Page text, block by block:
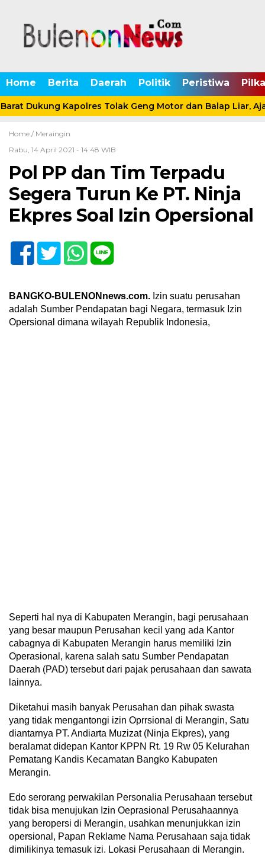
Home Berita Daerah Politik Peristiwa
Dukung Kapolres Tolak Geng Motor dan Balap Liar,
Home / Meraingin
Rabu, 14 April 2021 - 14:48 WIB
Pol PP dan Tim Terpadu
Segera Turun Ke PT. Ninja
Ekpres Soal Izin Opersional
BANGKO-BULENONnews.com. Izin suatu perusahan
adalah Sumber Pendapatan bagi Negara, termasuk Izin
Opersional dimana wilayah Republik Indonesia,
Seperti hal nya di Kabupaten Merangin, bagi perusahaan
yang besar maupun Perusahan kecil yang ada Kantor
cabagnya di Kabupaten Merangin harus memiliki Izin
Operasional, karena salah satu Sumber Pendapatan
Daerah (PAD) tersebut dari pajak perusahaan dan sawata
lainnya.
Diketahui masih banyak Perusahan dan pihak swasta
yang tidak mengantongi izin Oprrsional di Merangin, Satu
diantarnya PT. Andiarta Muzizat (Ninja Ekpres), yang
beralamat didepan Kantor KPPN Rt. 19 Rw 05 Kelurahan
Pematang Kandis Kecamatan Bangko Kabupaten
Merangin.
Edo serorang perwakilan Personalia Perusahaan tersebut
tidak bisa menujukan Izin Oeprasional Perusahaannya
yang beropersi di Merangin, usahkan menunjukkan izin
opersional, Papan Reklame Nama Perusahaan saja tidak
dimilikinya temasuk izi. Lokasi Perusahaan di Merangin.